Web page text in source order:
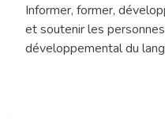
Informer, former,
et soutenir les
développemental du